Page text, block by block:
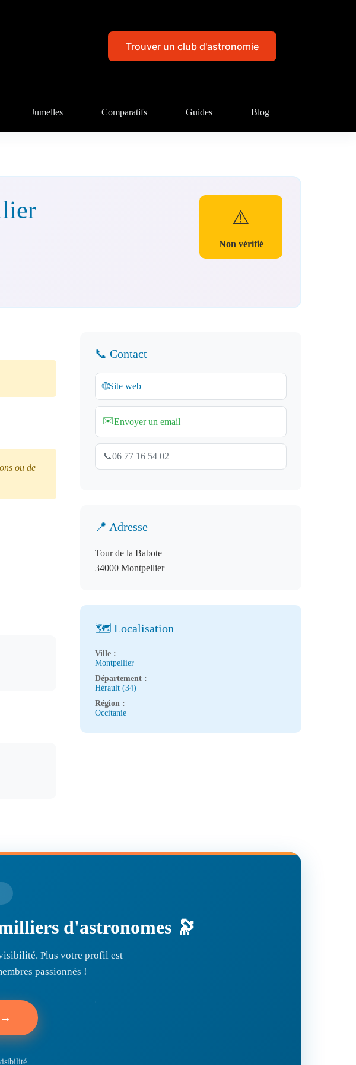
Trouver un club d'astronomie
Jumelles Comparatifs Guides Blog
⚠️
Non vérifié
ou de
📞 Contact
🌐Site web
✉️Envoyer un email
📞06 77 16 54 02
📍 Adresse
Tour de la Babote
34000 Montpellier
🗺️ Localisation
Ville :
Montpellier
Département :
Hérault (34)
Région :
Occitanie
d'astronomes 🔭
Plus votre profil est
passionnés !
→